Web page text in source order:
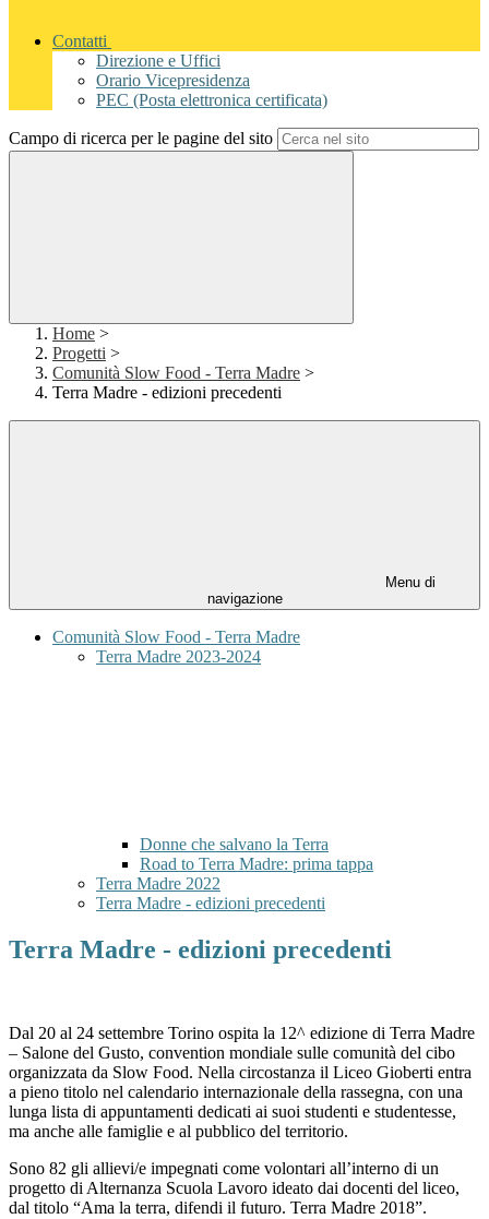
Contatti
Direzione e Uffici
Orario Vicepresidenza
PEC (Posta elettronica certificata)
Campo di ricerca per le pagine del sito
Home >
Progetti >
Comunità Slow Food - Terra Madre >
Terra Madre - edizioni precedenti
Menu di
navigazione
Comunità Slow Food - Terra Madre
Terra Madre 2023-2024
Donne che salvano la Terra
Road to Terra Madre: prima tappa
Terra Madre 2022
Terra Madre - edizioni precedenti
Terra Madre - edizioni precedenti
Dal 20 al 24 settembre Torino ospita la 12^ edizione di Terra Madre
– Salone del Gusto, convention mondiale sulle comunità del cibo
organizzata da Slow Food. Nella circostanza il Liceo Gioberti entra
a pieno titolo nel calendario internazionale della rassegna, con una
lunga lista di appuntamenti dedicati ai suoi studenti e studentesse,
ma anche alle famiglie e al pubblico del territorio.
Sono 82 gli allievi/e impegnati come volontari all’interno di un
progetto di Alternanza Scuola Lavoro ideato dai docenti del liceo,
dal titolo “Ama la terra, difendi il futuro. Terra Madre 2018”.